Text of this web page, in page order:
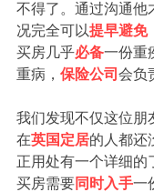
不得了。通过沟通他
况完全可以提早避免
买房几乎必备一份重
重病， 保险公司 会负
我们发现不仅这位朋
在英国定居的人都还
正用处有一个详细的
买房需要同时入手一